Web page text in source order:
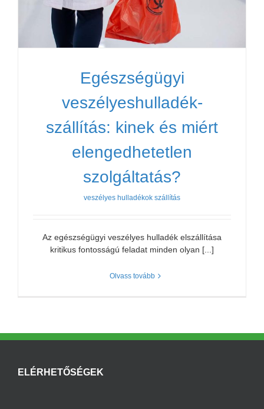
Egészségügyi
veszélyeshulladék-
szállítás: kinek és miért
elengedhetetlen
szolgáltatás?
veszélyes hulladékok szállítás
Az egészségügyi veszélyes hulladék elszállítása
kritikus fontosságú feladat minden olyan [...]
Olvass tovább
ELÉRHETŐSÉGEK